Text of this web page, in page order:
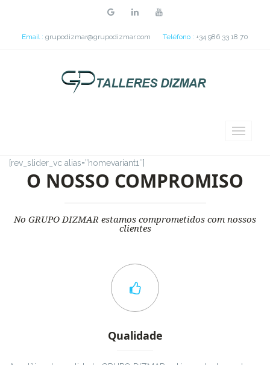
Email : grupodizmar@grupodizmar.com Teléfono : +34 986 33 18 70
[rev_slider_vc alias=”homevariant1″]
O NOSSO COMPROMISO
No GRUPO DIZMAR estamos comprometidos com nossos
clientes
Qualidade